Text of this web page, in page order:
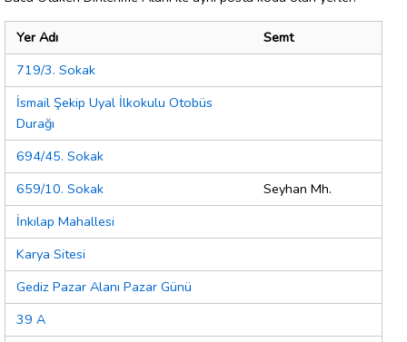
Yer Adı
Semt
719/3. Sokak
İsmail Şekip Uyal İlkokulu Otobüs
Durağı
694/45. Sokak
659/10. Sokak
Seyhan Mh.
İnkılap Mahallesi
Karya Sitesi
Gediz Pazar Alanı Pazar Günü
39 A